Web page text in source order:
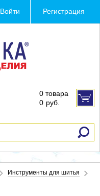
Войти Регистрация
0 товара
0 руб.
Инструменты для шитья